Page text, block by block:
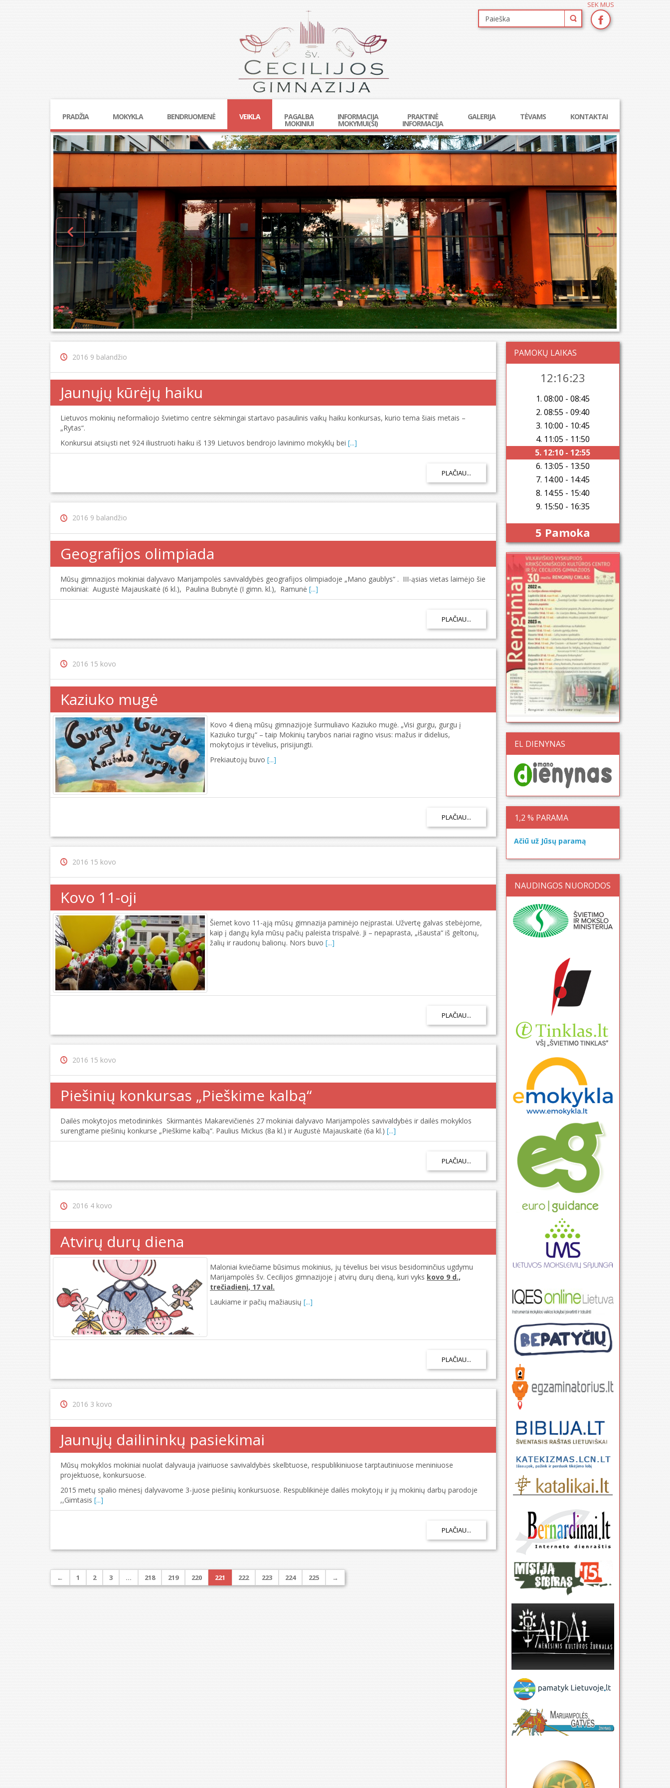
SEK MUS
PRADŽIA MOKYKLA BENDRUOMENĖ VEIKLA PAGALBA
MOKINIUI
INFORMACIJA
MOKYMUI(SI)
PRAKTINĖ
INFORMACIJA
GALERIJA TĖVAMS KONTAKTAI
2016 9 balandžio
Jaunųjų kūrėjų haiku
Lietuvos mokinių neformaliojo švietimo centre sėkmingai startavo pasaulinis vaikų haiku konkursas, kurio tema šiais metais –
„Rytas“.
Konkursui atsiųsti net 924 iliustruoti haiku iš 139 Lietuvos bendrojo lavinimo mokyklų bei [...]
PLAČIAU...
2016 9 balandžio
Geografijos olimpiada
Mūsų gimnazijos mokiniai dalyvavo Marijampolės savivaldybės geografijos olimpiadoje „Mano gaublys“ . III-ąsias vietas laimėjo šie
mokiniai: Augustė Majauskaitė (6 kl.), Paulina Bubnytė (I gimn. kl.), Ramunė [...]
PLAČIAU...
2016 15 kovo
Kaziuko mugė
Kovo 4 dieną mūsų gimnazijoje šurmuliavo Kaziuko mugė. „Visi gurgu, gurgu į
Kaziuko turgų“ – taip Mokinių tarybos nariai ragino visus: mažus ir didelius,
mokytojus ir tėvelius, prisijungti.
Prekiautojų buvo [...]
PLAČIAU...
2016 15 kovo
Kovo 11-oji
Šiemet kovo 11-ąją mūsų gimnazija paminėjo neįprastai. Užvertę galvas stebėjome,
kaip į dangų kyla mūsų pačių paleista trispalvė. Ji – nepaprasta, „išausta“ iš geltonų,
žalių ir raudonų balionų. Nors buvo [...]
PLAČIAU...
2016 15 kovo
Piešinių konkursas „Pieškime kalbą“
Dailės mokytojos metodininkės Skirmantės Makarevičienės 27 mokiniai dalyvavo Marijampolės savivaldybės ir dailės mokyklos
surengtame piešinių konkurse „Pieškime kalbą“. Paulius Mickus (8a kl.) ir Augustė Majauskaitė (6a kl.) [...]
PLAČIAU...
2016 4 kovo
Atvirų durų diena
Maloniai kviečiame būsimus mokinius, jų tėvelius bei visus besidominčius ugdymu
Marijampolės šv. Cecilijos gimnazijoje į atvirų durų dieną, kuri vyks kovo 9 d.,
trečiadienį, 17 val.
Laukiame ir pačių mažiausių [...]
PLAČIAU...
2016 3 kovo
Jaunųjų dailininkų pasiekimai
Mūsų mokyklos mokiniai nuolat dalyvauja įvairiuose savivaldybės skelbtuose, respublikiniuose tarptautiniuose meniniuose
projektuose, konkursuose.
2015 metų spalio mėnesį dalyvavome 3-juose piešinių konkursuose. Respublikinėje dailės mokytojų ir jų mokinių darbų parodoje
,,Gimtasis [...]
PLAČIAU...
← 1 2 3 … 218 219 220 221 222 223 224 225 →
PAMOKŲ LAIKAS
12:16:24
1. 08:00 - 08:45
2. 08:55 - 09:40
3. 10:00 - 10:45
4. 11:05 - 11:50
5. 12:10 - 12:55
6. 13:05 - 13:50
7. 14:00 - 14:45
8. 14:55 - 15:40
9. 15:50 - 16:35
5 Pamoka
EL DIENYNAS
1,2 % PARAMA
Ačiū už Jūsų paramą
NAUDINGOS NUORODOS